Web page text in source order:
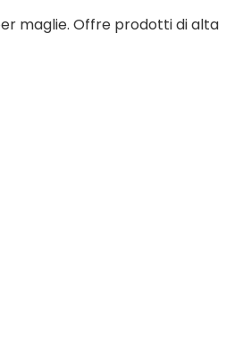
maglie. Offre prodotti di alta